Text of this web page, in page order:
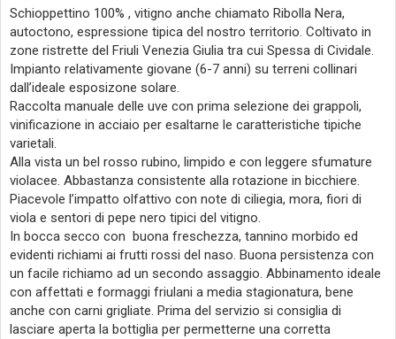
Schioppettino 100% , vitigno anche chiamato Ribolla Nera,
autoctono, espressione tipica del nostro territorio. Coltivato in
zone ristrette del Friuli Venezia Giulia tra cui Spessa di Cividale.
Impianto relativamente giovane (6-7 anni) su terreni collinari
dall’ideale esposizone solare.
Raccolta manuale delle uve con prima selezione dei grappoli,
vinificazione in acciaio per esaltarne le caratteristiche tipiche
varietali.
Alla vista un bel rosso rubino, limpido e con leggere sfumature
violacee. Abbastanza consistente alla rotazione in bicchiere.
Piacevole l’impatto olfattivo con note di ciliegia, mora, fiori di
viola e sentori di pepe nero tipici del vitigno.
In bocca secco con buona freschezza, tannino morbido ed
evidenti richiami ai frutti rossi del naso. Buona persistenza con
un facile richiamo ad un secondo assaggio. Abbinamento ideale
con affettati e formaggi friulani a media stagionatura, bene
anche con carni grigliate. Prima del servizio si consiglia di
lasciare aperta la bottiglia per permetterne una corretta